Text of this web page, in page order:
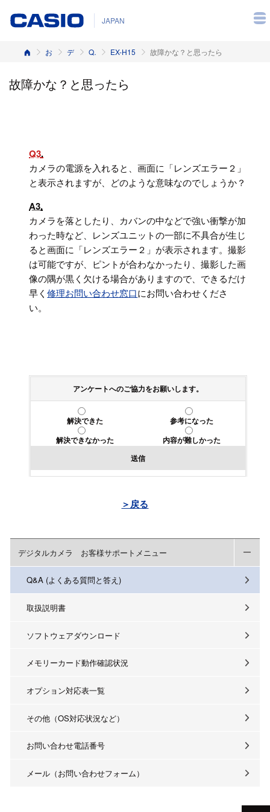
JAPAN
ホーム お客様サポート デジタルカメラ Q&A（よくある質問と答え） EX-H15 故障かな？と思ったら
故障かな？と思ったら
Q3
カメラの電源を入れると、画面に「レンズエラー２」
と表示されますが、どのような意味なのでしょうか？
A3
カメラを落としたり、カバンの中などで強い衝撃が加
わった時など、レンズユニットの一部に不具合が生じ
ると画面に「レンズエラー２」が表示されます。撮影
は可能ですが、ピントが合わなかったり、撮影した画
像の隅が黒く欠ける場合がありますので、できるだけ
早く修理お問い合わせ窓口にお問い合わせくださ
い。
アンケートへのご協力をお願いします。
解決できた
参考になった
解決できなかった
内容が難しかった
送信
＞戻る
デジタルカメラ お客様サポートメニュー
Q&A (よくある質問と答え)
取扱説明書
ソフトウェアダウンロード
メモリーカード動作確認状況
オプション対応表一覧
その他（OS対応状況など）
お問い合わせ電話番号
メール（お問い合わせフォーム）